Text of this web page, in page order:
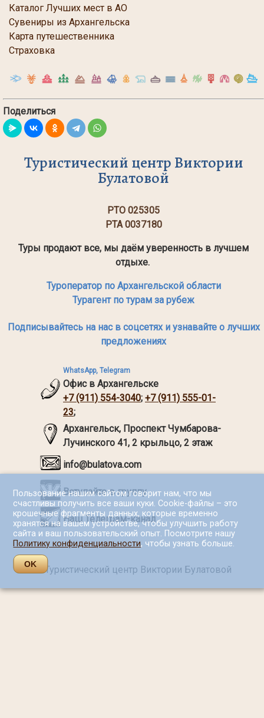
Пользование нашим сайтом говорит нам, что мы
счастливы получить все ваши куки. Cookie-файлы – это
крошечные фрагменты данных, которые временно
хранятся на вашем устройстве, чтобы улучшить работу
сайта и ваш пользовательский опыт. Посмотрите нашу
Политику конфиденциальности, чтобы узнать больше.
OK
Каталог Лучших мест в АО
Сувениры из Архангельска
Карта путешественника
Страховка
Поделиться
Туристический центр Виктории
Булатовой
РТО 025305
РТА 0037180
Туры продают все, мы даём уверенность в лучшем
отдыхе.
Туроператор по Архангельской области
Турагент по турам за рубеж
Подписывайтесь на нас в соцсетях и узнавайте о лучших
предложениях
WhatsApp, Telegram
Офис в Архангельске
+7 (911) 554-3040; +7 (911) 555-01-
23;
Архангельск, Проспект Чумбарова-
Лучинского 41, 2 крыльцо, 2 этаж
info@bulatova.com
Вступайте в группу
Наш Телеграм-канал